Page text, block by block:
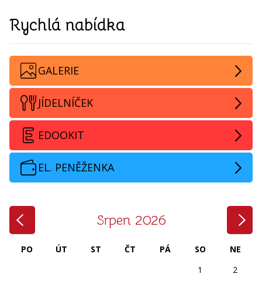
Rychlá nabídka
GALERIE
JÍDELNÍČEK
EDOOKIT
EL. PENĚŽENKA
Srpen 2026
PO ÚT ST ČT PÁ SO
NE
1
2